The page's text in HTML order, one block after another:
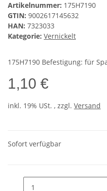
Artikelnummer: 175H7190
GTIN: 9002617145632
HAN: 7323033
Kategorie: Vernickelt
175H7190 Befestigung: für
1,10 €
inkl. 19% USt. , zzgl. Versand
Sofort verfügbar